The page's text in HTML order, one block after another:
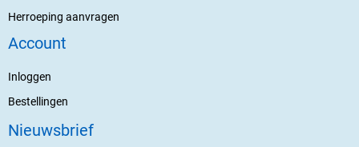
Herroeping aanvragen
Account
Inloggen
Bestellingen
Nieuwsbrief